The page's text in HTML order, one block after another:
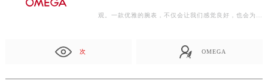
观。一款优雅的腕表，不仅会让我们感觉良好，也会为我
次 OMEGA